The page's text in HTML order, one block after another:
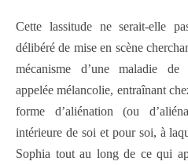
Cette lassitude ne serait-elle
délibéré de mise en scène
mécanisme d’une maladie de
appelée mélancolie, entraînant
forme d’aliénation (ou
intérieure de soi et pour soi, à
Sophia tout au long de ce qui